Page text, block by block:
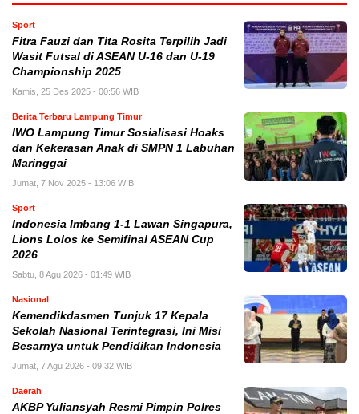
Sport
Fitra Fauzi dan Tita Rosita Terpilih Jadi
Wasit Futsal di ASEAN U-16 dan U-19
Championship 2025
Kamis, 25 Des 2025 - 00:56 WIB
Berita Terbaru Lampung Timur
IWO Lampung Timur Sosialisasi Hoaks
dan Kekerasan Anak di SMPN 1 Labuhan
Maringgai
Jumat, 7 Nov 2025 - 13:06 WIB
Sport
Indonesia Imbang 1-1 Lawan Singapura,
Lions Lolos ke Semifinal ASEAN Cup
2026
Sabtu, 8 Agu 2026 - 01:49 WIB
Nasional
Kemendikdasmen Tunjuk 17 Kepala
Sekolah Nasional Terintegrasi, Ini Misi
Besarnya untuk Pendidikan Indonesia
Jumat, 7 Agu 2026 - 09:32 WIB
Daerah
AKBP Yuliansyah Resmi Pimpin Polres